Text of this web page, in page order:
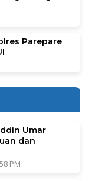
Parepare
Umar
dan
PM